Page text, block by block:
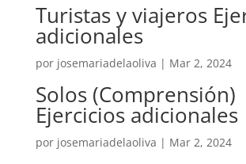
Turistas y viajeros
adicionales
por josemariadelaoliva | Mar 2, 2024
Solos (Comprensión)
Ejercicios adicionales
por josemariadelaoliva | Mar 2, 2024